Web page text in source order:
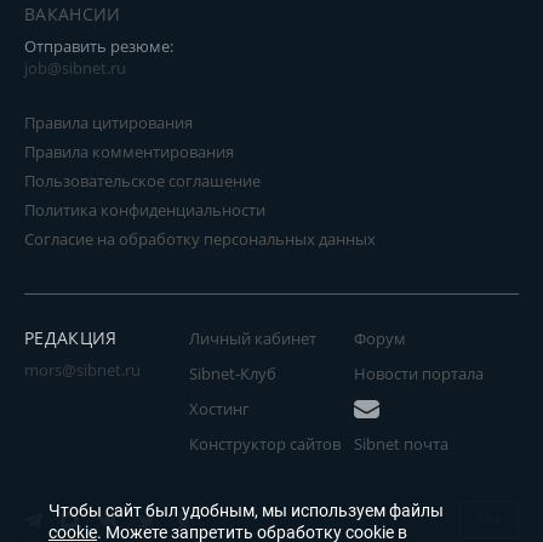
ВАКАНСИИ
Отправить резюме:
job@sibnet.ru
Правила цитирования
Правила комментирования
Пользовательское соглашение
Политика конфиденциальности
Согласие на обработку персональных данных
РЕДАКЦИЯ
mors@sibnet.ru
Личный кабинет
Sibnet-Клуб
Форум
Новости портала
Хостинг
Конструктор сайтов
Sibnet почта
Чтобы сайт был удобным, мы используем файлы
cookie. Можете запретить обработку cookie в